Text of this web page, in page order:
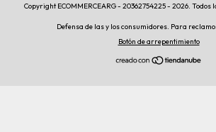
Copyright ECOMMERCEARG - 20362754225 - 2026. Todos
Defensa de las y los consumidores. Para
Botón de arrepentimiento